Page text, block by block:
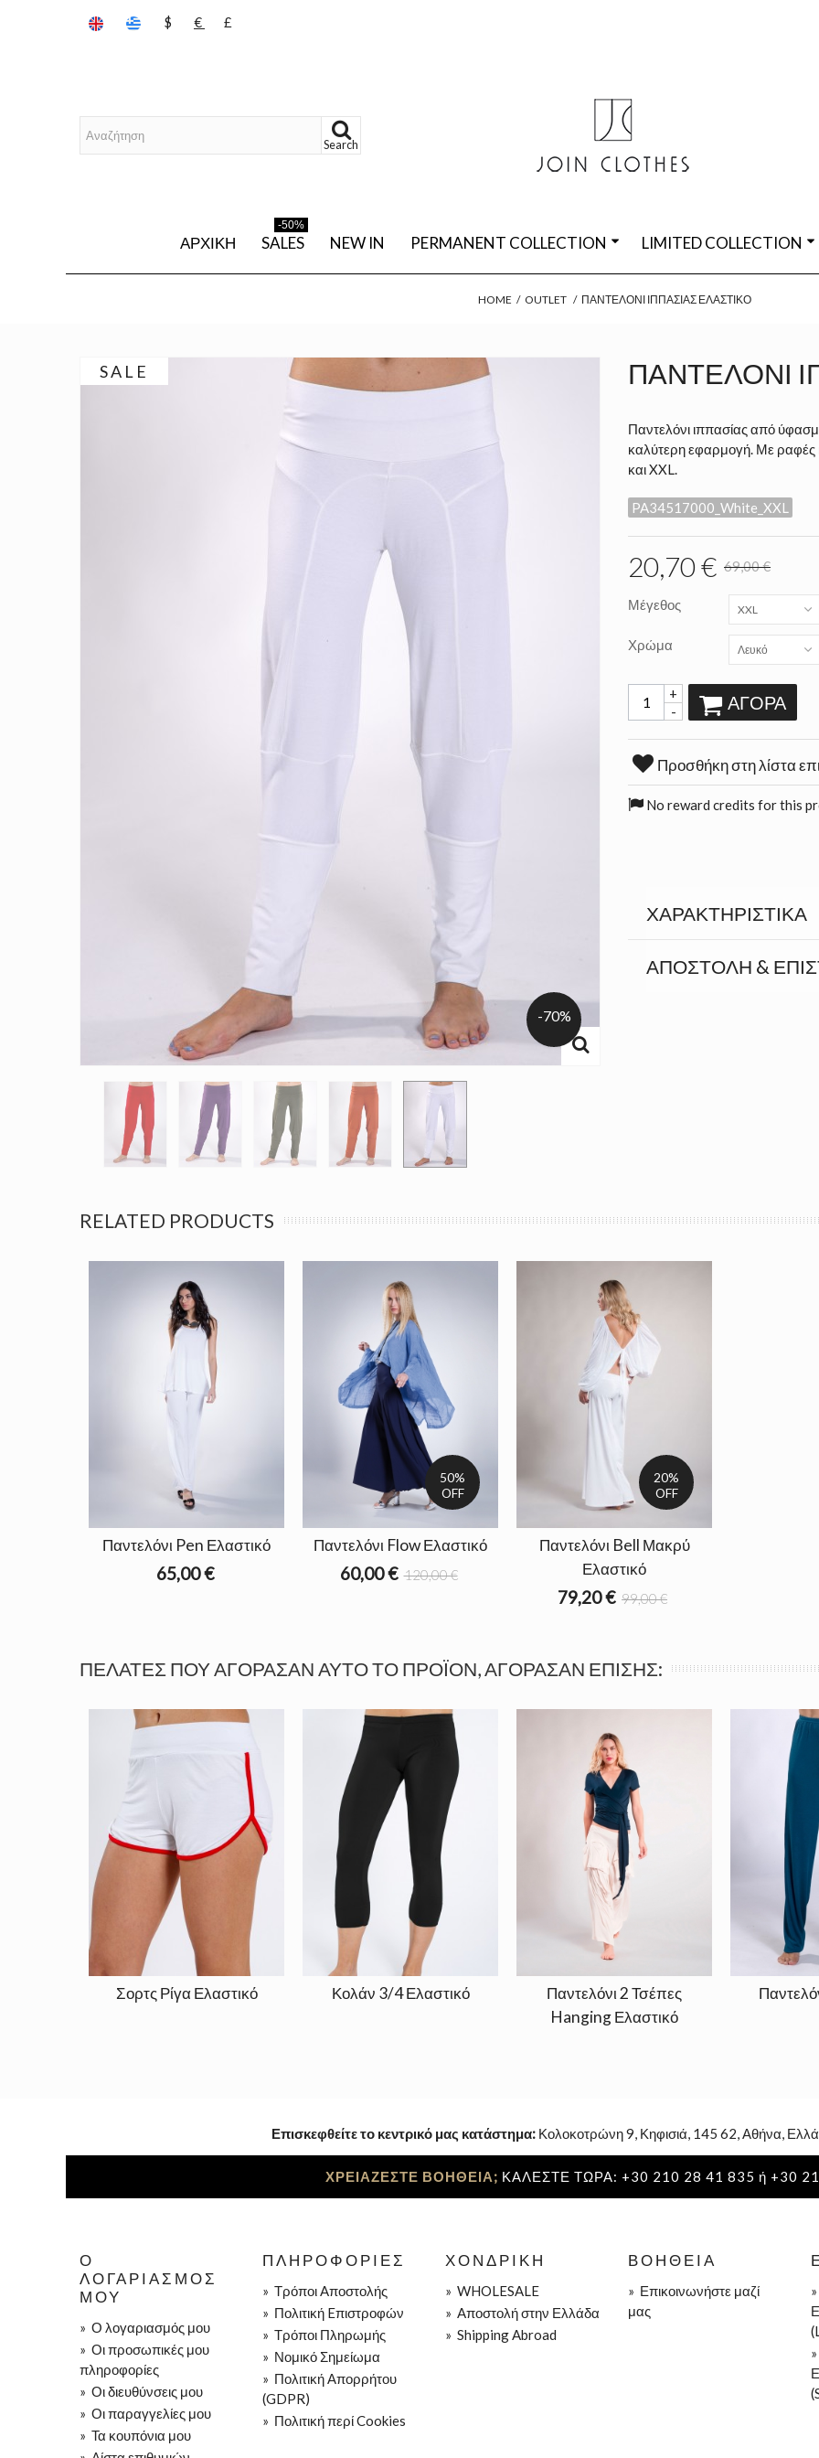
$ € £
Search
ΑΡΧΙΚΉ SALES
-50%
NEW IN PERMANENT COLLECTION LIMITED COLLECTION
HOME / OUTLET / ΠΑΝΤΕΛΌΝΙ ΙΠΠΑΣΊΑΣ ΕΛΑΣΤΙΚΌ
SALE
-70%
ΠΑΝΤΕΛΌΝΙ
Παντελόνι ιππασίας από
καλύτερη εφαρμογή. Με ραφές
και XXL.
PA34517000_White_XXL
20,70 € 69,00 €
Μέγεθος XXL
Χρώμα Λευκό
-
+ ΑΓΟΡΆ
Προσθήκη στη λίστα
No reward credits for this
ΧΑΡΑΚΤΗΡΙΣΤΙΚΆ
ΑΠΟΣΤΟΛΉ &
RELATED PRODUCTS
Παντελόνι Pen Ελαστικό
65,00 €
50%
OFF
Παντελόνι Flow Ελαστικό
60,00 € 120,00 €
20%
OFF
Παντελόνι Bell Μακρύ
Ελαστικό
79,20 € 99,00 €
ΠΕΛΆΤΕΣ ΠΟΥ ΑΓΌΡΑΣΑΝ ΑΥΤΌ ΤΟ ΠΡΟΪΌΝ, ΑΓΌΡΑΣΑΝ ΕΠΊΣΗΣ:
Σορτς Ρίγα Ελαστικό Κολάν 3/4 Ελαστικό
Παντελόνι 2 Τσέπες
Hanging Ελαστικό
Επισκεφθείτε το κεντρικό μας κατάστημα:Κολοκοτρώνη 9, Κηφισιά, 145 62, Αθήνα,
ΧΡΕΙΑΖΕΣΤΕ ΒΟΗΘΕΙΑ; ΚΑΛΕΣΤΕ ΤΩΡΑ: +30 210 28 41 835 ή +30
Ο
ΛΟΓΑΡΙΑΣΜΌΣ
ΜΟΥ
» Ο λογαριασμός μου
» Οι προσωπικές μου
πληροφορίες
» Οι διευθύνσεις μου
» Οι παραγγελίες μου
» Τα κουπόνια μου
ΠΛΗΡΟΦΟΡΊΕΣ
» Τρόποι Aποστολής
» Πολιτική Eπιστροφών
» Τρόποι Πληρωμής
» Νομικό Σημείωμα
» Πολιτική Απορρήτου
(GDPR)
» Πολιτική περί Cookies
ΧΟΝΔΡΙΚΉ
» WHOLESALE
» Aποστολή στην Ελλάδα
» Shipping Abroad
ΒΟΉΘΕΙΑ
» Επικοινωνήστε μαζί
μας
»
»